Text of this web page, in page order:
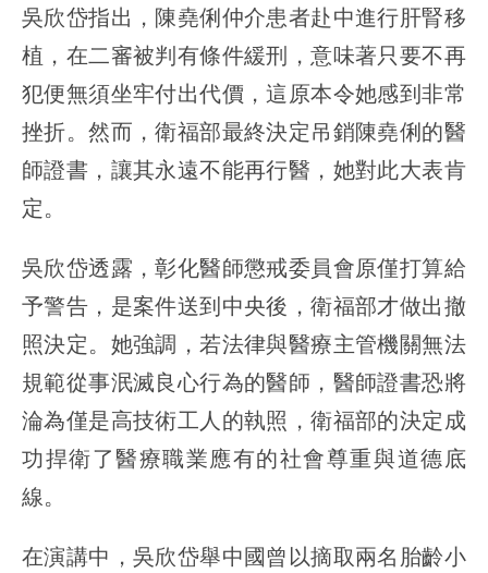
吳欣岱指出，陳堯俐仲介患者赴中進行肝腎移
植，在二審被判有條件緩刑，意味著只要不再
犯便無須坐牢付出代價，這原本令她感到非常
挫折。然而，衛福部最終決定吊銷陳堯俐的醫
師證書，讓其永遠不能再行醫，她對此大表肯
定。
吳欣岱透露，彰化醫師懲戒委員會原僅打算給
予警告，是案件送到中央後，衛福部才做出撤
照決定。她強調，若法律與醫療主管機關無法
規範從事泯滅良心行為的醫師，醫師證書恐將
淪為僅是高技術工人的執照，衛福部的決定成
功捍衛了醫療職業應有的社會尊重與道德底
線。
在演講中，吳欣岱舉中國曾以摘取兩名胎齡小